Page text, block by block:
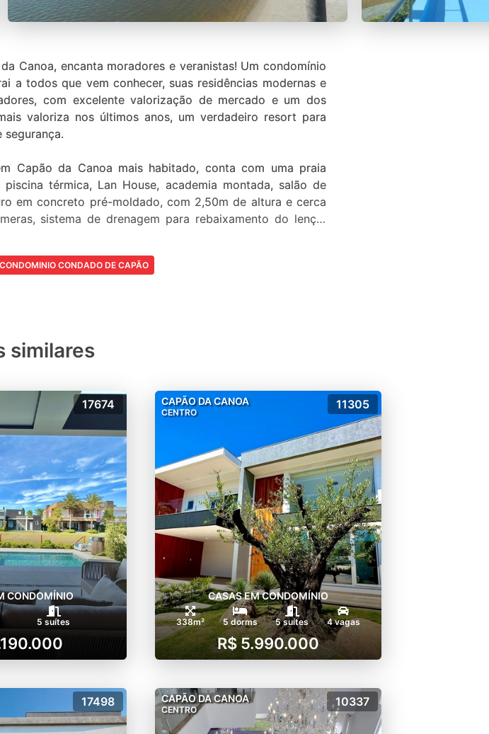
Canoa, encanta moradores e veranistas! Um condomínio
a todos que vem conhecer, suas residências modernas e
com excelente valorização de mercado e um dos
valoriza nos últimos anos, um verdadeiro resort para
Capão da Canoa mais habitado, conta com uma praia
térmica, Lan House, academia montada, salão de
em concreto pré-moldado, com 2,50m de altura e cerca
sistema de drenagem para rebaixamento do lençol
toboágua, 3 piscinas com 216,00m² de espelho d'água,
Central de Capão da Canoa, a 2 minutos da loja Havan e
CONDADO DE CAPÃO
similares
17674
CONDOMÍNIO
5 suítes
CAPÃO DA CANOA
CENTRO
11305
CASAS EM CONDOMÍNIO
338m² 5 dorms 5 suítes 4 vagas
R$ 5.990.000
17498 CAPÃO DA CANOA
CENTRO
10337